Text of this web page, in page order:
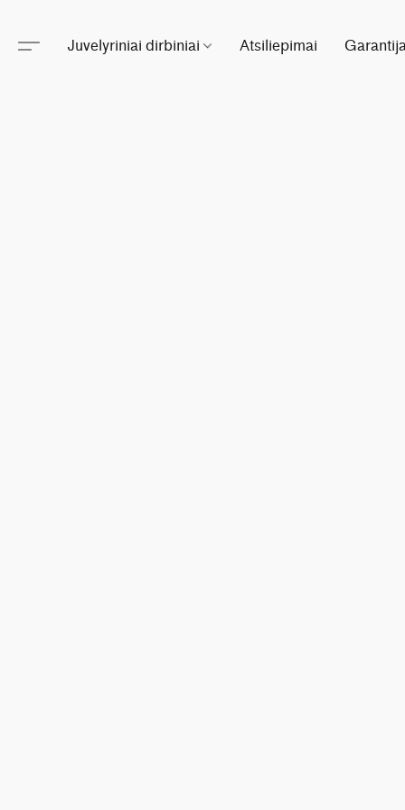
Juvelyriniai dirbiniai Atsiliepimai